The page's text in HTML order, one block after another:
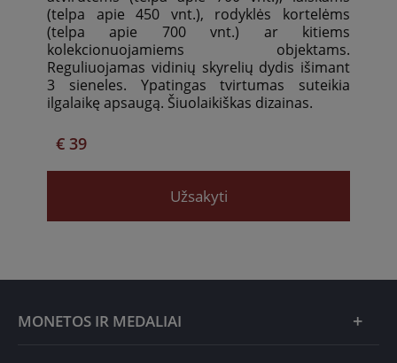
(telpa apie 450 vnt.), rodyklės kortelėms
(telpa apie 700 vnt.) ar kitiems
kolekcionuojamiems objektams.
Reguliuojamas vidinių skyrelių dydis išimant
3 sieneles. Ypatingas tvirtumas suteikia
ilgalaikę apsaugą. Šiuolaikiškas dizainas.
€ 39
Užsakyti
MONETOS IR MEDALIAI